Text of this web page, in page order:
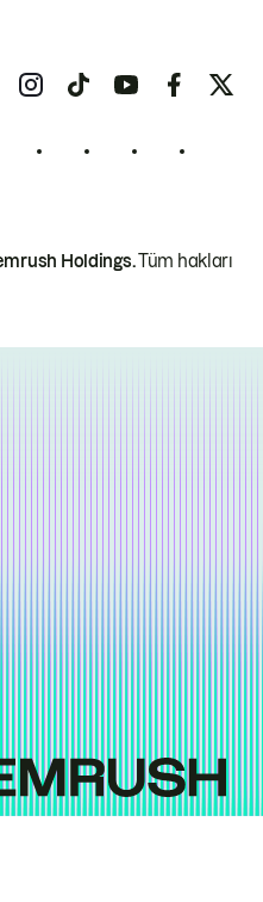
Holdings.Tüm hakları